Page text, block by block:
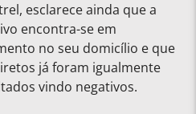
esclarece ainda que a
encontra-se em
no seu domicílio e que
já foram igualmente
vindo negativos.